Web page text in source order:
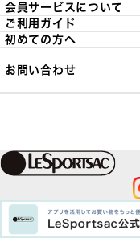
会員サービスについて
ご利用ガイド
初めての方へ
お問い合わせ